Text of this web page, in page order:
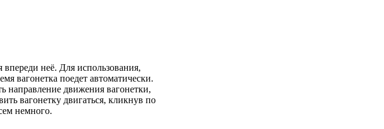
впереди неё. Для использования,
вагонетка поедет автоматически.
направление движения вагонетки,
вагонетку двигаться, кликнув по
немного.